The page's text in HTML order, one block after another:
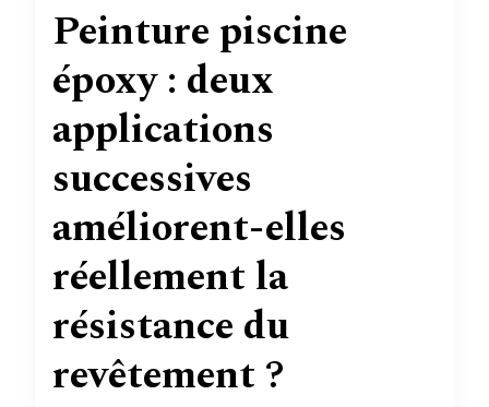
Peinture piscine
époxy : deux
applications
successives
améliorent-elles
réellement la
résistance du
revêtement ?